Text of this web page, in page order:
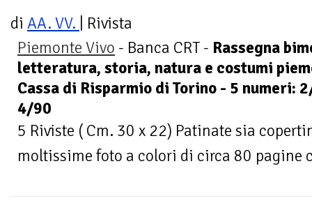
di AA. VV.
| Rivista
Piemonte Vivo - Banca CRT - Rassegna
letteratura, storia, natura e costumi
Cassa di Risparmio di Torino - 5 numeri:
4/90
5 Riviste ( Cm. 30 x 22) Patinate sia
moltissime foto a colori di circa 80 pagine